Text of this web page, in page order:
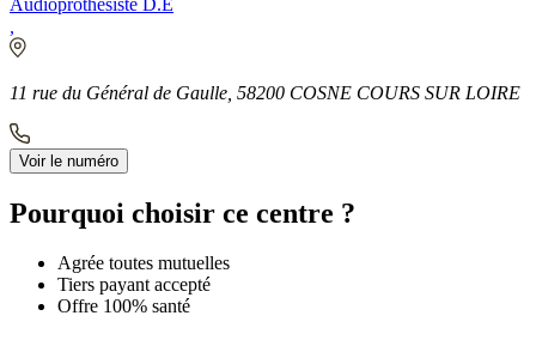
11 rue du Général de Gaulle, 58200 COSNE COURS SUR LOIRE
Voir le numéro
+
Pourquoi choisir ce centre ?
Agrée toutes mutuelles
Tiers payant accepté
Offre 100% santé